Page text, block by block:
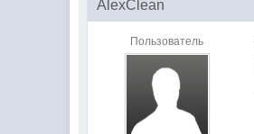
AlexClean
Пользователь